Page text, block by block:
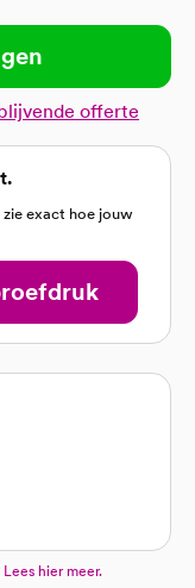
offerte
exact hoe jouw
Lees hier meer.